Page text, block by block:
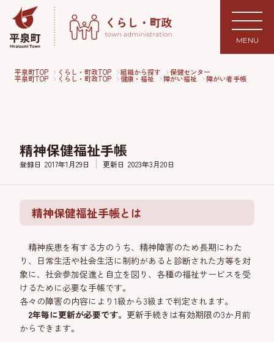
MENU
平泉町TOP くらし・町政TOP 組織から探す 保健センター
平泉町TOP くらし・町政TOP 健康・福祉 障がい福祉 障がい者手帳
精神保健福祉手帳
登録日 2017年1月29日 更新日 2023年3月20日
精神保健福祉手帳とは
精神疾患を有する方のうち、精神障害のため長期にわた
り、日常生活や社会生活に制約があると診断された方等を対
象に、社会参加促進と自立を図り、各種の福祉サービスを受
けるために必要な手帳です。
各々の障害の内容により1級から3級まで判定されます。
2年毎に更新が必要です。 更新手続きは有効期限の3か月前
からできます。